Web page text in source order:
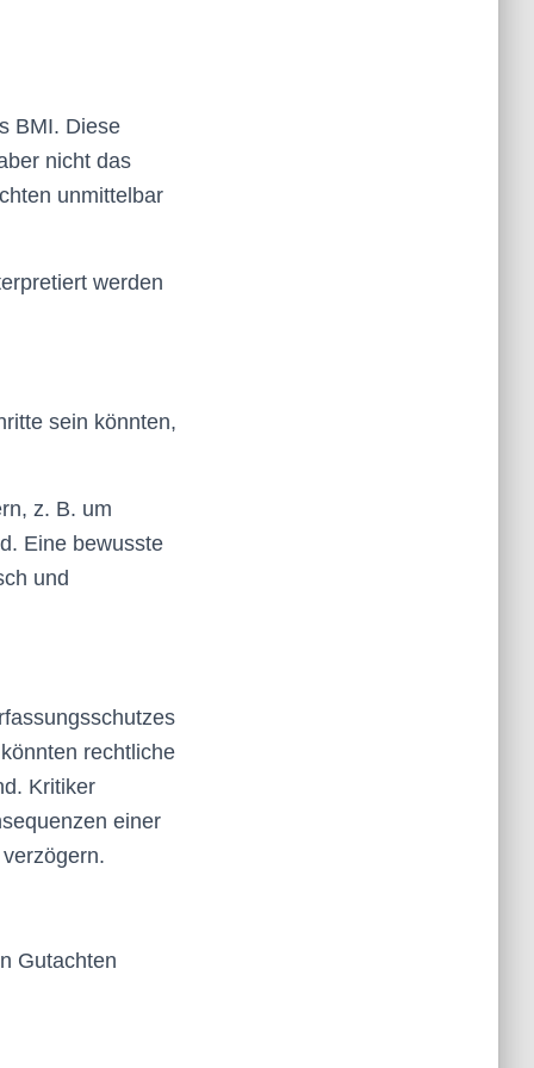
BMI. Diese
nicht das
unmittelbar
werden
sein könnten,
z. B. um
Eine bewusste
und
rechtliche
Kritiker
einer
Gutachten